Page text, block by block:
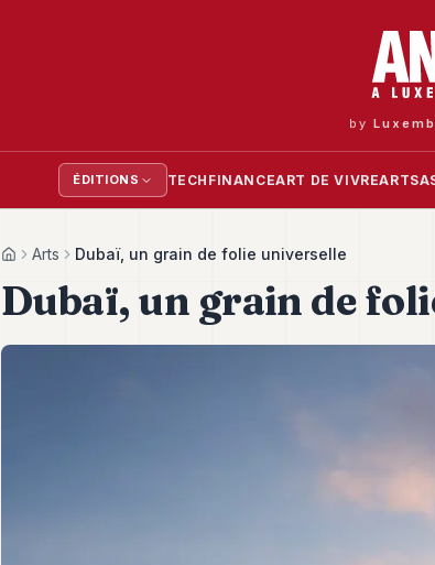
by
ÉDITIONS TECH FINANCEART DE VIVREARTS
HomeArts Dubaï, un grain de folie universelle
Dubaï, un grain de